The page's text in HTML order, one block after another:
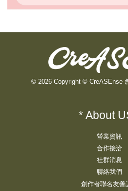
© 2026 Copyright © CreASEnse
* About
營業資訊
合作接洽
社群消息
聯絡我們
創作者聯名友善